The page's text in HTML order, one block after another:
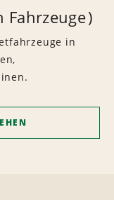
Fahrzeuge
in